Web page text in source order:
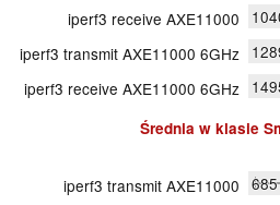
iperf3 receive AXE11000
iperf3 transmit AXE11000 6GHz
iperf3 receive AXE11000 6GHz
Średnia w klasie
iperf3 transmit AXE11000